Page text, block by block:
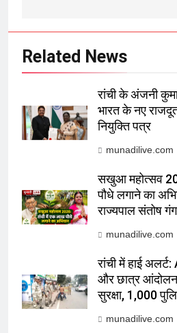
Related News
रांची के अंजनी
भारत के नए
नियुक्ति पत्र
munadilive.com
सखुआ महोत्सव
पौधे लगाने का
राज्यपाल संतोष
munadilive.com
रांची में हाई
और छात्र आंदोलन
सुरक्षा, 1,000
munadilive.com